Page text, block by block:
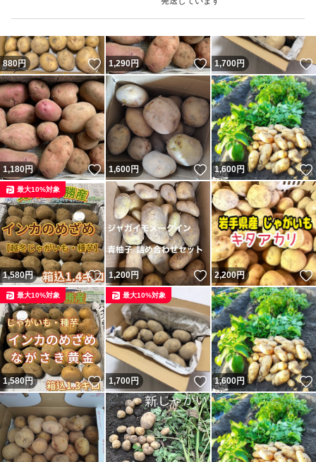
880円 いいね！
1,290円 いいね！
1,700円
1,180円 いいね！
1,600円 いいね！
1,600円
1,580円 いいね！
最大10%対象
1,200円 いいね！
2,200円
1,580円 いいね！
最大10%対象
1,700円 いいね！
最大10%対象
1,600円